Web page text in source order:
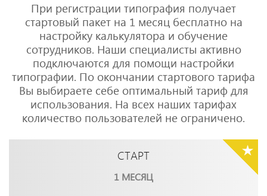
При регистрации типография получает
стартовый пакет на 1 месяц бесплатно на
настройку калькулятора и обучение
сотрудников. Наши специалисты активно
подключаются для помощи настройки
типографии. По окончании стартового тарифа
Вы выбираете себе оптимальный тариф для
использования. На всех наших тарифах
количество пользователей не ограничено.
СТАРТ
1 МЕСЯЦ